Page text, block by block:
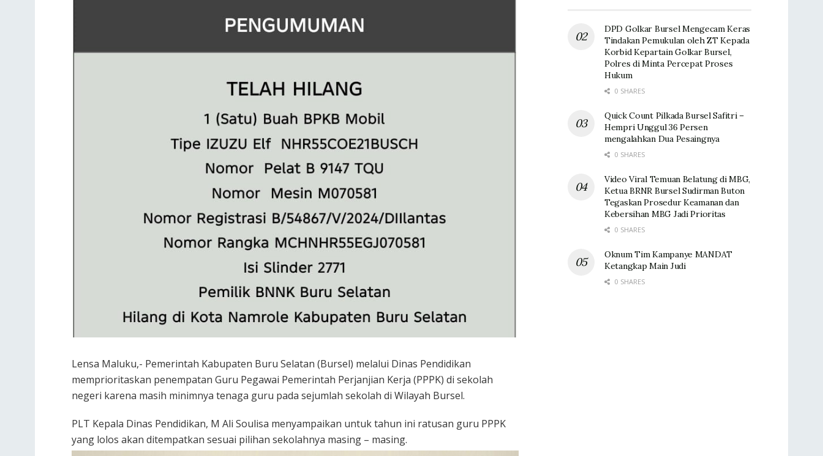
Lensa Maluku,- Pemerintah Kabupaten Buru Selatan (Bursel) melalui Dinas Pendidikan
memprioritaskan penempatan Guru Pegawai Pemerintah Perjanjian Kerja (PPPK) di sekolah
negeri karena masih minimnya tenaga guru pada sejumlah sekolah di Wilayah Bursel.
PLT Kepala Dinas Pendidikan, M Ali Soulisa menyampaikan untuk tahun ini ratusan guru PPPK
yang lolos akan ditempatkan sesuai pilihan sekolahnya masing – masing.
DPD Golkar Bursel Mengecam Keras
Tindakan Pemukulan oleh ZT Kepada
Korbid Kepartain Golkar Bursel,
Polres di Minta Percepat Proses
Hukum
0 SHARES
Quick Count Pilkada Bursel Safitri –
Hempri Unggul 36 Persen
mengalahkan Dua Pesaingnya
0 SHARES
Video Viral Temuan Belatung di MBG,
Ketua BRNR Bursel Sudirman Buton
Tegaskan Prosedur Keamanan dan
Kebersihan MBG Jadi Prioritas
0 SHARES
Oknum Tim Kampanye MANDAT
Ketangkap Main Judi
0 SHARES